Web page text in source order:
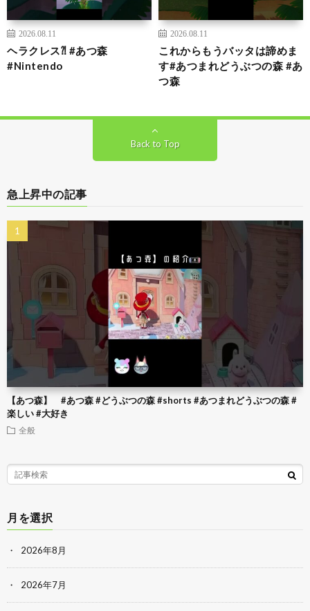
2026.08.11
ヘラクレス⁈ #あつ森
#Nintendo
2026.08.11
これからもうバッタは諦めま
す#あつまれどうぶつの森 #あ
つ森
Back to Top
急上昇中の記事
【あつ森】 #あつ森 #どうぶつの森 #shorts #あつまれどうぶつの森 #
楽しい #大好き
全般
月を選択
2026年8月
2026年7月